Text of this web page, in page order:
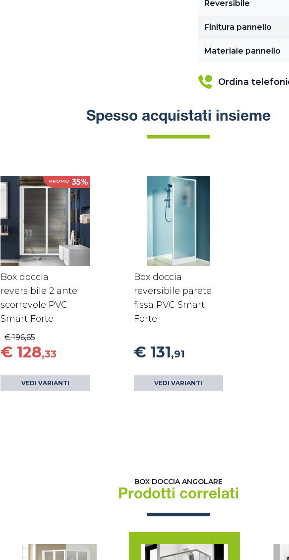
Reversibile
Finitura pannello
Materiale pannello
Ordina
Spesso acquistati insieme
PROMO 35%
Box doccia
reversibile 2 ante
scorrevole PVC
Smart Forte
€ 128,33
€ 196,65
VEDI VARIANTI
Box doccia
reversibile parete
fissa PVC Smart
Forte
€ 131,91
VEDI VARIANTI
BOX DOCCIA ANGOLARE
Prodotti correlati